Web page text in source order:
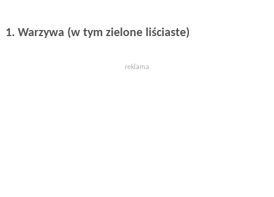
1. Warzywa (w tym zielone liściaste)
reklama